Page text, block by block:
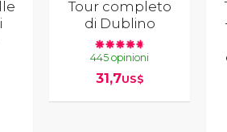
Tour completo
di Dublino
445 opinioni
31,7US$